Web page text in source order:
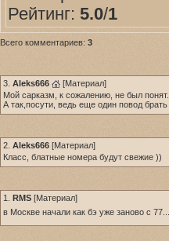
Рейтинг: 5.0/1
Всего комментариев: 3
3. Aleks666 [Материал]
Мой сарказм, к сожалению, не был
А так,посути, ведь еще один повод
2. Aleks666 [Материал]
Класс, блатные номера будут свежие ))
1. RMS [Материал]
в Москве начали как бэ уже заново с